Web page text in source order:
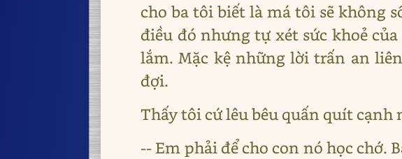
cho ba tôi biết là má tôi sẽ không
điều đó nhưng tự xét sức khoẻ
lắm. Mặc kệ những lời trấn an
đợi.
Thấy tôi cứ lêu bêu quấn quít cạnh
-- Em phải để cho con nó học chớ.